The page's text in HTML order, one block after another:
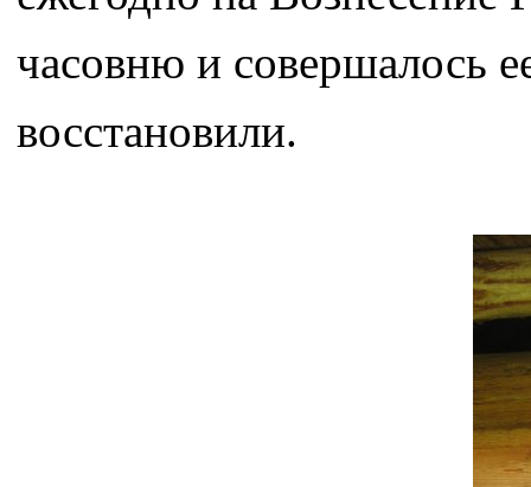
часовню и совершалось
восстановили.